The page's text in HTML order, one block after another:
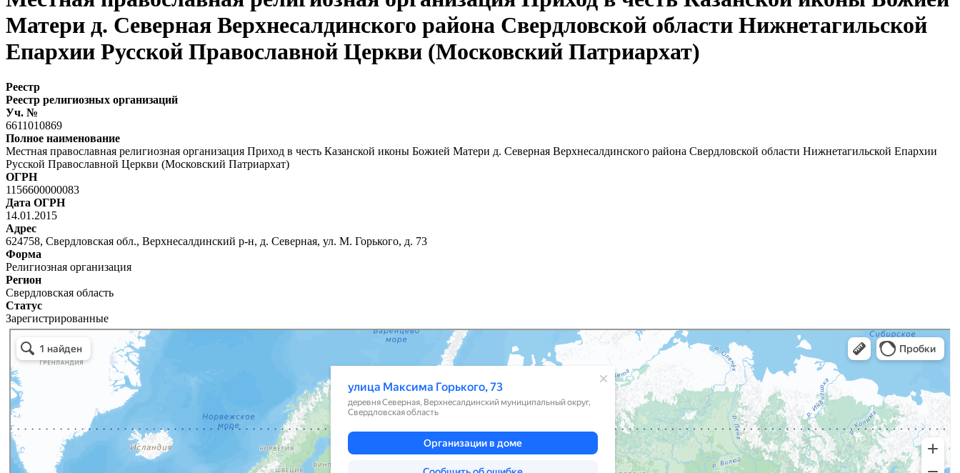
Матери д. Северная Верхнесалдинского района Свердловской области Нижнетагильской
Епархии Русской Православной Церкви (Московский Патриархат)
Реестр
Реестр религиозных организаций
Уч. №
6611010869
Полное наименование
Местная православная религиозная организация Приход в честь Казанской иконы Божией Матери д. Северная Верхнесалдинского района Свердловской области Нижнетагильской Епархии
Русской Православной Церкви (Московский Патриархат)
ОГРН
1156600000083
Дата ОГРН
14.01.2015
Адрес
624758, Свердловская обл., Верхнесалдинский р-н, д. Северная, ул. М. Горького, д. 73
Форма
Религиозная организация
Регион
Свердловская область
Статус
Зарегистрированные